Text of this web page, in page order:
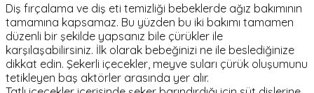
Diş fırçalama ve diş eti temizliği bebeklerde ağız bakımının
tamamına kapsamaz. Bu yüzden bu iki bakımı tamamen
düzenli bir şekilde yapsanız bile çürükler ile
karşılaşabilirsiniz. İlk olarak bebeğinizi ne ile beslediğinize
dikkat edin. Şekerli içecekler, meyve suları çürük oluşumunu
tetikleyen baş aktörler arasında yer alır.